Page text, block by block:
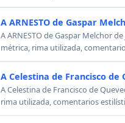
A ARNESTO de Gaspar
A ARNESTO de Gaspar Melchor
métrica, rima utilizada,
A Celestina de Francisco de
A Celestina de Francisco de
rima utilizada, comentarios